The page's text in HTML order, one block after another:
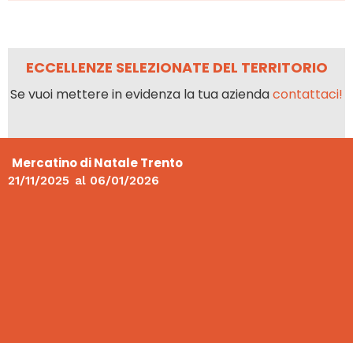
ECCELLENZE SELEZIONATE DEL TERRITORIO
Se vuoi mettere in evidenza la tua aziendacontattaci!
Mercatino di Natale Trento
21/11/2025 al 06/01/2026